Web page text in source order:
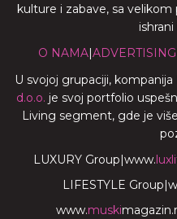
kulture i zabave, sa
O NAMA|ADVERTISING
U svojoj grupaciji, kompanija
d.o.o. je svoj portfolio
Living segment, gde je
LUXURY Group|www.
LIFESTYLE Group|
www.muski